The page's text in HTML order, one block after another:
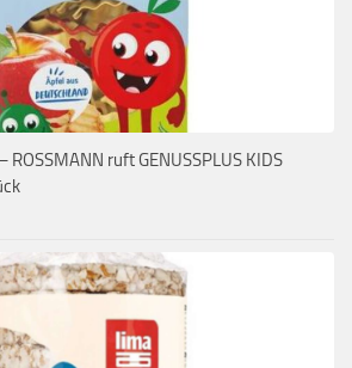
ROSSMANN ruft GENUSSPLUS KIDS